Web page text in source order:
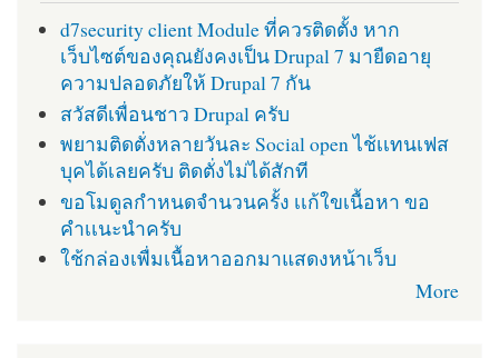
d7security client Module ที่ควรติดตั้ง หาก
เว็บไซต์ของคุณยังคงเป็น Drupal 7 มายืดอายุ
ความปลอดภัยให้ Drupal 7 กัน
สวัสดีเพื่อนชาว Drupal ครับ
พยามติดตั่งหลายวันละ Social open ไช้เเทนเฟส
บุคได้เลยครับ ติดตั่งไม่ได้สักที
ขอโมดูลกำหนดจำนวนครั้ง เเก้ใขเนื้อหา ขอ
คำเเนะนำครับ
ใช้กล่องเพื่มเนื้อหาออกมาแสดงหน้าเว็บ
More